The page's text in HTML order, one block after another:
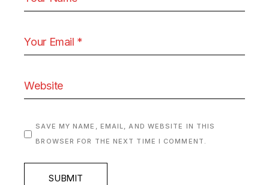
SAVE MY NAME, EMAIL, AND WEBSITE IN THIS
BROWSER FOR THE NEXT TIME I COMMENT.
SUBMIT